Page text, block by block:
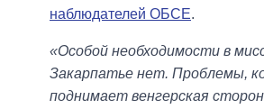
наблюдателей ОБСЕ.
«Особой необходимости в
Закарпатье нет. Проблемы,
поднимает венгерская